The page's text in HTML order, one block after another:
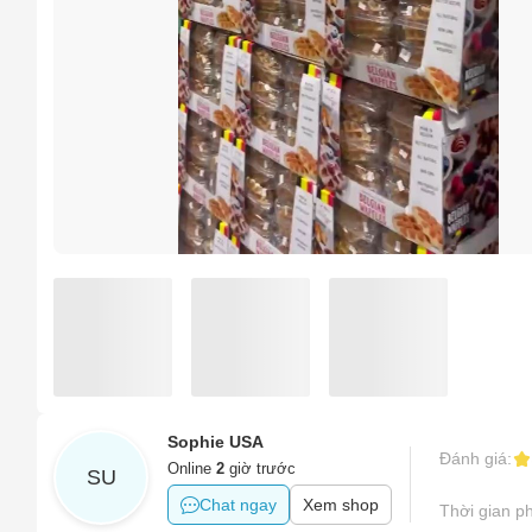
SU
Sophie USA
Online 2 giờ trước
Chat ngay Xem shop
Đánh giá:
Thời gian
Sản
Hình
Sản
Tên
Sản
Tên của
Số điện
Mô tả(*)